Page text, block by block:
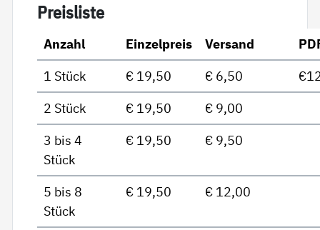
Preis­lis­te
Anzahl Einzelpreis Versand
1 Stück
€ 19,50 € 6,50
2 Stück
€ 19,50
€ 9,00
3 bis 4
Stück
€ 19,50 € 9,50
5 bis 8
Stück
€ 19,50 € 12,00